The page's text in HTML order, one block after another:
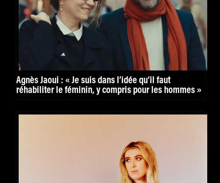
Agnès Jaoui : « Je suis dans l’idée qu’il faut
réhabiliter le féminin, y compris pour les hommes »